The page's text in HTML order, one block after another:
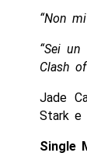
“Non
“Sei
Clash
Jade
Stark e
Single